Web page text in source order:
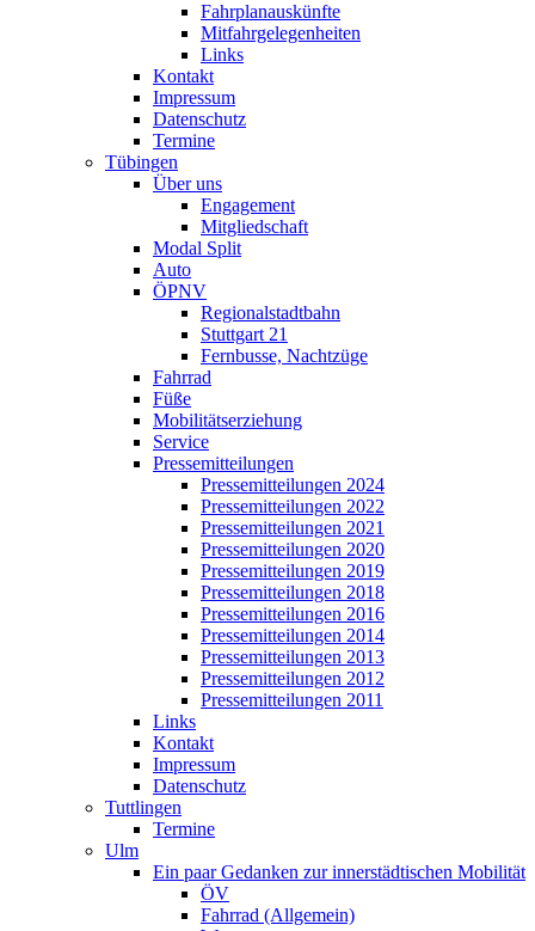
Fahrplanauskünfte
Mitfahrgelegenheiten
Links
Kontakt
Impressum
Datenschutz
Termine
Tübingen
Über uns
Engagement
Mitgliedschaft
Modal Split
Auto
ÖPNV
Regionalstadtbahn
Stuttgart 21
Fernbusse, Nachtzüge
Fahrrad
Füße
Mobilitätserziehung
Service
Pressemitteilungen
Pressemitteilungen 2024
Pressemitteilungen 2022
Pressemitteilungen 2021
Pressemitteilungen 2020
Pressemitteilungen 2019
Pressemitteilungen 2018
Pressemitteilungen 2016
Pressemitteilungen 2014
Pressemitteilungen 2013
Pressemitteilungen 2012
Pressemitteilungen 2011
Links
Kontakt
Impressum
Datenschutz
Tuttlingen
Termine
Ulm
Ein paar Gedanken zur innerstädtischen Mobilität
ÖV
Fahrrad (Allgemein)